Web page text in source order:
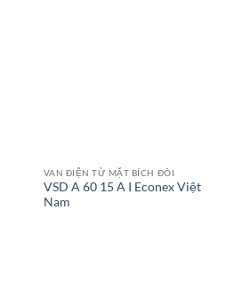
VAN ĐIỆN TỪ MẶT BÍCH ĐÔI
VSD A 60 15 A I Econex Việt
Nam